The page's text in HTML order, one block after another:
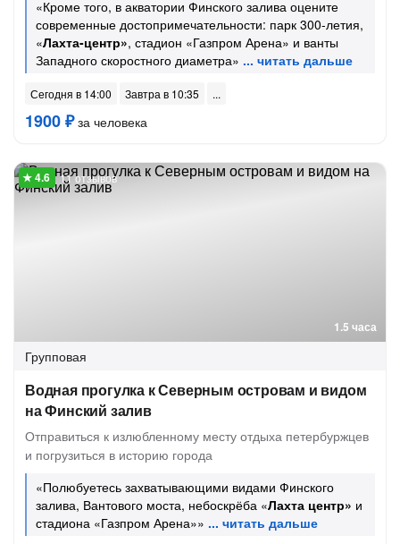
«Кроме того, в акватории Финского залива оцените
современные достопримечательности: парк 300-летия,
«Лахта-центр», стадион «Газпром Арена» и ванты
Западного скоростного диаметра»
Сегодня в 14:00 Завтра в 10:35
1900 ₽за человека
1.5 часа
11 отзывов
Групповая
Водная прогулка к Северным островам и видом
на Финский залив
Отправиться к излюбленному месту отдыха петербуржцев
и погрузиться в историю города
«Полюбуетесь захватывающими видами Финского
залива, Вантового моста, небоскрёба «Лахта центр» и
стадиона «Газпром Арена»»